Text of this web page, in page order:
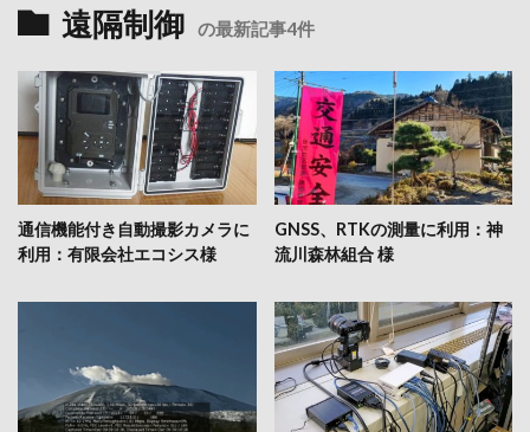
遠隔制御 の最新記事4件
通信機能付き自動撮影カメラに
利用：有限会社エコシス様
GNSS、RTKの測量に利用：神
流川森林組合 様